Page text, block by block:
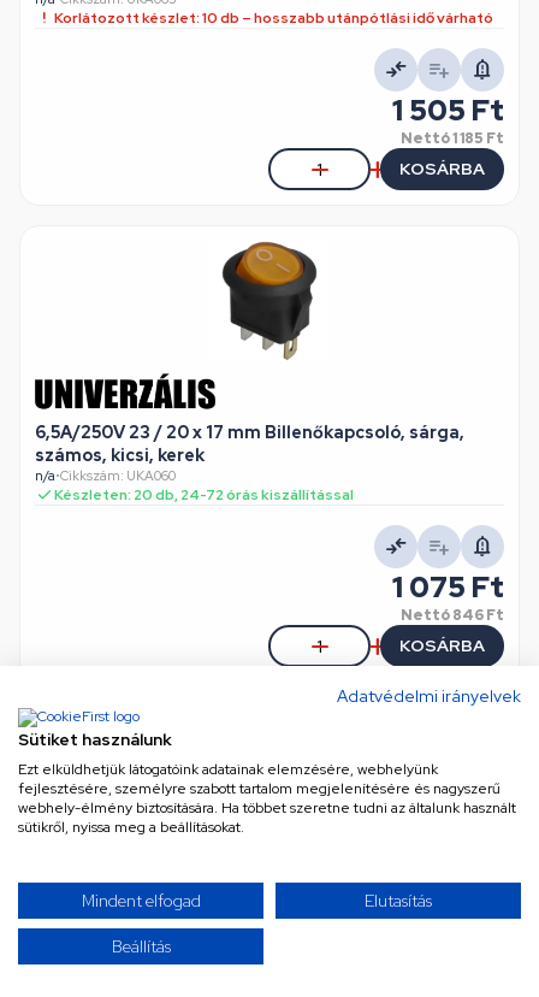
Adatvédelmi irányelvek
Sütiket használunk
Ezt elküldhetjük látogatóink adatainak elemzésére, webhelyünk
fejlesztésére, személyre szabott tartalom megjelenítésére és nagyszerű
webhely-élmény biztosítására. Ha többet szeretne tudni az általunk használt
sütikről, nyissa meg a beállításokat.
Mindent elfogad Elutasítás
Beállítás
Korlátozott készlet: 10 db – hosszabb utánpótlási idő várható
1 505 Ft
Nettó1 185 Ft
KOSÁRBA
6,5A/250V 23 / 20 x 17 mm Billenőkapcsoló, sárga,
számos, kicsi, kerek
n/a•Cikkszám: UKA060
Készleten: 20 db, 24-72 órás kiszállítással
1 075 Ft
Nettó846 Ft
KOSÁRBA
15A/12V DC, 21x15 / 19x13 mm Billenőkapcsoló, zöld,
számos, kicsi, szögletes
Cikkszám: UKA057